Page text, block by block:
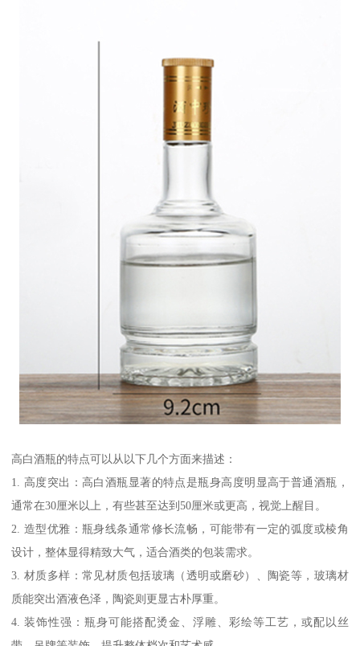
高白酒瓶的特点可以从以下几个方面来描述：
1. 高度突出：高白酒瓶显著的特点是瓶身高度明显高于普通酒瓶，
通常在30厘米以上，有些甚至达到50厘米或更高，视觉上醒目。
2. 造型优雅：瓶身线条通常修长流畅，可能带有一定的弧度或棱角
设计，整体显得精致大气，适合酒类的包装需求。
3. 材质多样：常见材质包括玻璃（透明或磨砂）、陶瓷等，玻璃材
质能突出酒液色泽，陶瓷则更显古朴厚重。
4. 装饰性强：瓶身可能搭配烫金、浮雕、彩绘等工艺，或配以丝